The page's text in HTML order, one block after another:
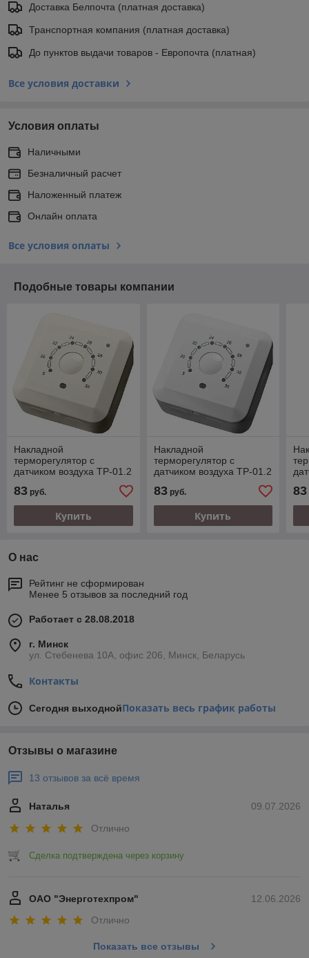
Доставка Белпочта (платная доставка)
Транспортная компания (платная доставка)
До пунктов выдачи товаров - Европочта (платная)
Все условия доставки
Условия оплаты
Наличными
Безналичный расчет
Наложенный платеж
Онлайн оплата
Все условия оплаты
Подобные товары компании
Накладной
терморегулятор с
датчиком воздуха ТР-01.2
В, бежевый. Работаем с
юр. и физ. лицами.
83 руб.
Купить
Накладной
терморегулятор с
датчиком воздуха ТР-01.2
В, белый. Работаем с юр.
и физ. лицами.
83руб.
Купить
и
83
О нас
Рейтинг не сформирован
Менее 5 отзывов за последний год
Работает с 28.08.2018
г. Минск
ул. Стебенева 10А, офис 206, Минск, Беларусь
Контакты
Сегодня выходнойПоказать весь график работы
Отзывы о магазине
13 отзывов за всё время
09.07.2026
Наталья
Отлично
Сделка подтверждена через корзину
12.06.2026
ОАО "Энерготехпром"
Отлично
Показать все отзывы